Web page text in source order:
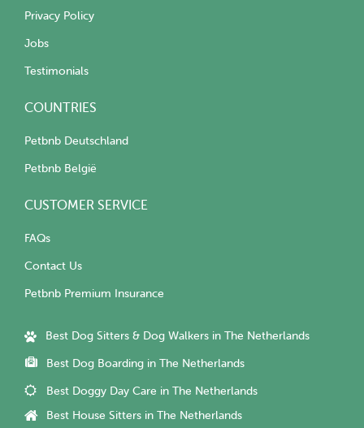
Privacy Policy
Jobs
Testimonials
COUNTRIES
Petbnb Deutschland
Petbnb België
CUSTOMER SERVICE
FAQs
Contact Us
Petbnb Premium Insurance
Best Dog Sitters & Dog Walkers in The Netherlands
Best Dog Boarding in The Netherlands
Best Doggy Day Care in The Netherlands
Best House Sitters in The Netherlands